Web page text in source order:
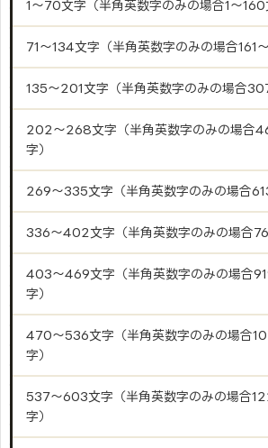
1～70文字（半角英数字のみの場合1～160
71～134文字（半角英数字のみの場合161
135～201文字（半角英数字のみの場合
202～268文字（半角英数字のみの場合
字）
269～335文字（半角英数字のみの場合
336～402文字（半角英数字のみの場合
403～469文字（半角英数字のみの場合
字）
470～536文字（半角英数字のみの場合
字）
537～603文字（半角英数字のみの場合
字）